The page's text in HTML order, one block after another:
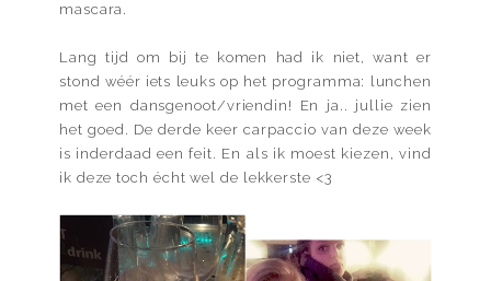
mascara.
Lang tijd om bij te komen had ik niet, want er
stond wéér iets leuks op het programma: lunchen
met een dansgenoot/vriendin! En ja.. jullie zien
het goed. De derde keer carpaccio van deze week
is inderdaad een feit. En als ik moest kiezen, vind
ik deze toch écht wel de lekkerste <3